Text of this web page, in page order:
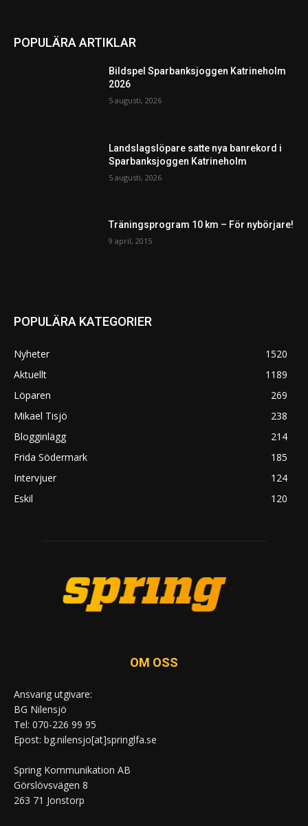
POPULÄRA ARTIKLAR
Bildspel Sparbanksjoggen Katrineholm
2026
5 augusti, 2026
Landslagslöpare satte nya banrekord i
Sparbanksjoggen Katrineholm
5 augusti, 2026
Träningsprogram 10 km – För nybörjare!
9 april, 2015
POPULÄRA KATEGORIER
Nyheter
1520
Aktuellt
1189
Löparen
269
Mikael Tisjö
238
Blogginlägg
214
Frida Södermark
185
Intervjuer
124
Eskil
120
OM OSS
Ansvarig utgivare:
BG Nilensjö
Tel: 070-226 99 95
Epost: bg.nilensjo[at]springlfa.se
Spring Kommunikation AB
Görslövsvägen 8
263 71 Jonstorp